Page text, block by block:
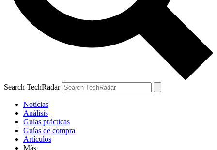
Search TechRadar
Noticias
Análisis
Guías prácticas
Guías de compra
Artículos
Más